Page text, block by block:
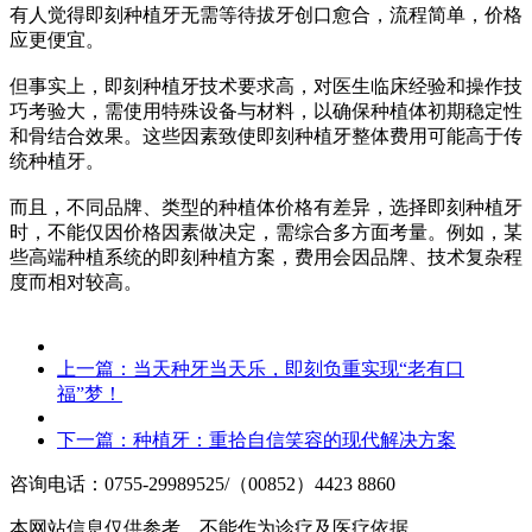
有人觉得即刻种植牙无需等待拔牙创口愈合，流程简单，价格
应更便宜。
但事实上，即刻种植牙技术要求高，对医生临床经验和操作技
巧考验大，需使用特殊设备与材料，以确保种植体初期稳定性
和骨结合效果。这些因素致使即刻种植牙整体费用可能高于传
统种植牙。
而且，不同品牌、类型的种植体价格有差异，选择即刻种植牙
时，不能仅因价格因素做决定，需综合多方面考量。例如，某
些高端种植系统的即刻种植方案，费用会因品牌、技术复杂程
度而相对较高。
上一篇： 当天种牙当天乐，即刻负重实现“老有口
福”梦！
下一篇： 种植牙：重拾自信笑容的现代解决方案
咨询电话：0755-29989525/（00852）4423 8860
本网站信息仅供参考，不能作为诊疗及医疗依据